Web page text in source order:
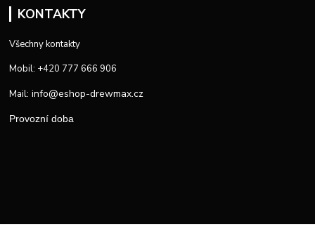
KONTAKTY
Všechny kontakty
Mobil: +420 777 666 906
Mail: info@eshop-drewmax.cz
Provozní doba